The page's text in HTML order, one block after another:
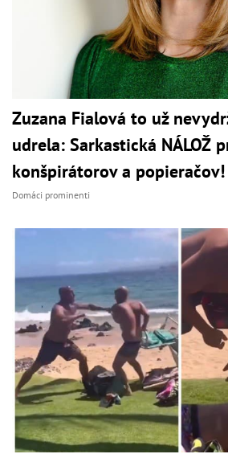
Zuzana Fialová to už
udrela: Sarkastická NÁLOŽ
konšpirátorov a popieračov!
Domáci prominenti